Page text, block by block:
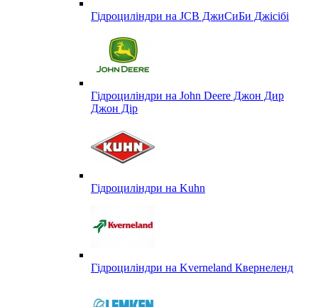
Гідроциліндри на JCB ДжиСиБи Джісібі
Гідроциліндри на John Deere Джон Дир
Джон Дір
Гідроциліндри на Kuhn
Гідроциліндри на Kverneland Квернеленд